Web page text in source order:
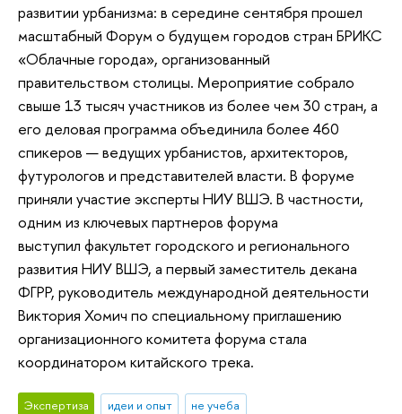
развитии урбанизма: в середине сентября прошел
масштабный Форум о будущем городов стран БРИКС
«Облачные города», организованный
правительством столицы. Мероприятие собрало
свыше 13 тысяч участников из более чем 30 стран, а
его деловая программа объединила более 460
спикеров — ведущих урбанистов, архитекторов,
футурологов и представителей власти. В форуме
приняли участие эксперты НИУ ВШЭ. В частности,
одним из ключевых партнеров форума
выступил факультет городского и регионального
развития НИУ ВШЭ, а первый заместитель декана
ФГРР, руководитель международной деятельности
Виктория Хомич по специальному приглашению
организационного комитета форума стала
координатором китайского трека.
Экспертиза идеи и опыт не учеба